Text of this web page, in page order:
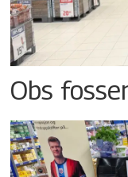
Obs